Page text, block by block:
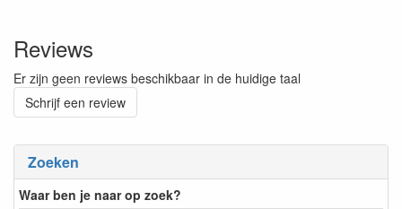
Zoeken
Waar ben je naar op zoek?
Reviews
Er zijn geen reviews beschikbaar in de huidige taal
Schrijf een review